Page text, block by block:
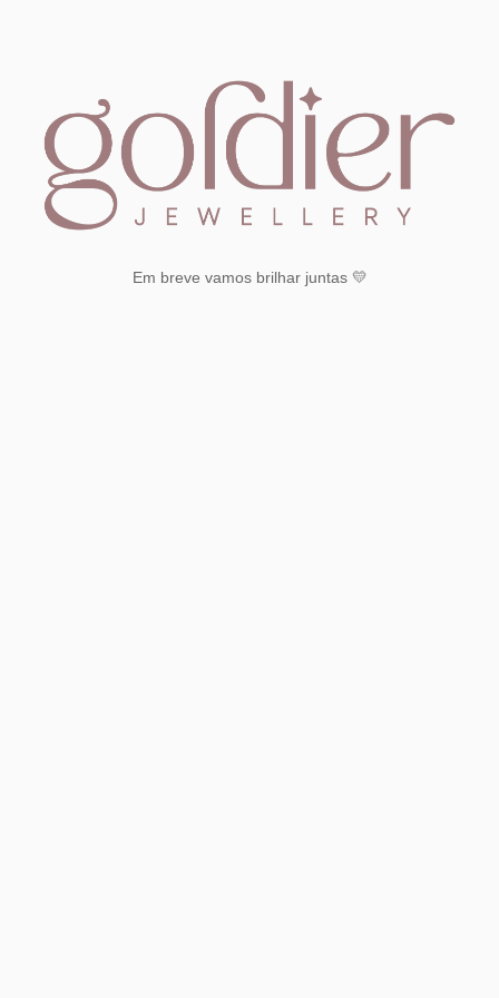
Em breve vamos brilhar juntas 💛